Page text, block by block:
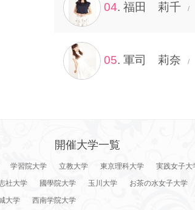
04. 福田 莉千 /
05. 軍司 莉奈 /
開催大学一覧
学習院大学 立教大学 東京理科大学 実践女子大
社大学 國學院大学 玉川大学 お茶の水女子大学
大学 西南学院大学